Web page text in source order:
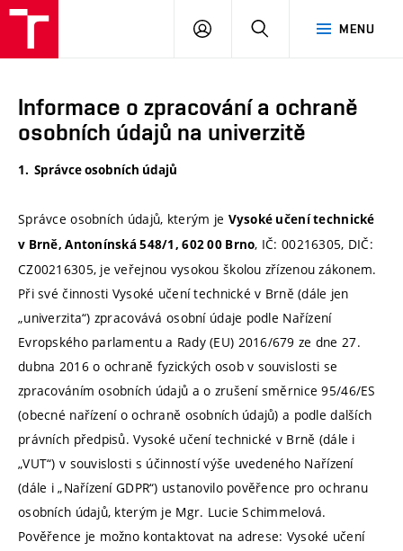
MENU
PŘIHLÁSIT
Informace o zpracování a ochraně
osobních údajů na univerzitě
1. Správce osobních údajů
Správce osobních údajů, kterým je Vysoké učení technické
v Brně, Antonínská 548/1, 602 00 Brno, IČ: 00216305, DIČ:
CZ00216305, je veřejnou vysokou školou zřízenou zákonem.
Při své činnosti Vysoké učení technické v Brně (dále jen
„univerzita“) zpracovává osobní údaje podle Nařízení
Evropského parlamentu a Rady (EU) 2016/679 ze dne 27.
dubna 2016 o ochraně fyzických osob v souvislosti se
zpracováním osobních údajů a o zrušení směrnice 95/46/ES
(obecné nařízení o ochraně osobních údajů) a podle dalších
právních předpisů. Vysoké učení technické v Brně (dále i
„VUT“) v souvislosti s účinností výše uvedeného Nařízení
(dále i „Nařízení GDPR“) ustanovilo pověřence pro ochranu
osobních údajů, kterým je Mgr. Lucie Schimmelová.
Pověřence je možno kontaktovat na adrese: Vysoké učení